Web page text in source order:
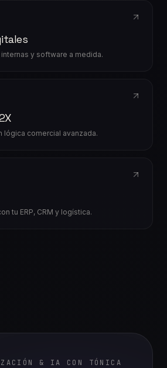
y software a medida.
lógica comercial avanzada.
tu ERP, CRM y logística.
& IA CON TÓNICA